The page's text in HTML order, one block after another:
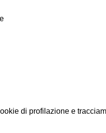
di profilazione e